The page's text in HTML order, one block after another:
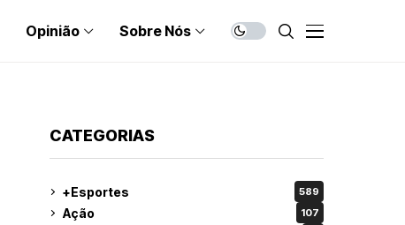
Opinião Sobre Nós
CATEGORIAS
+Esportes 589
Ação 107